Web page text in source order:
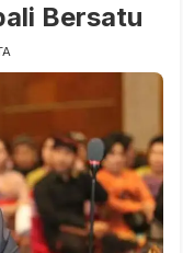
Bersatu